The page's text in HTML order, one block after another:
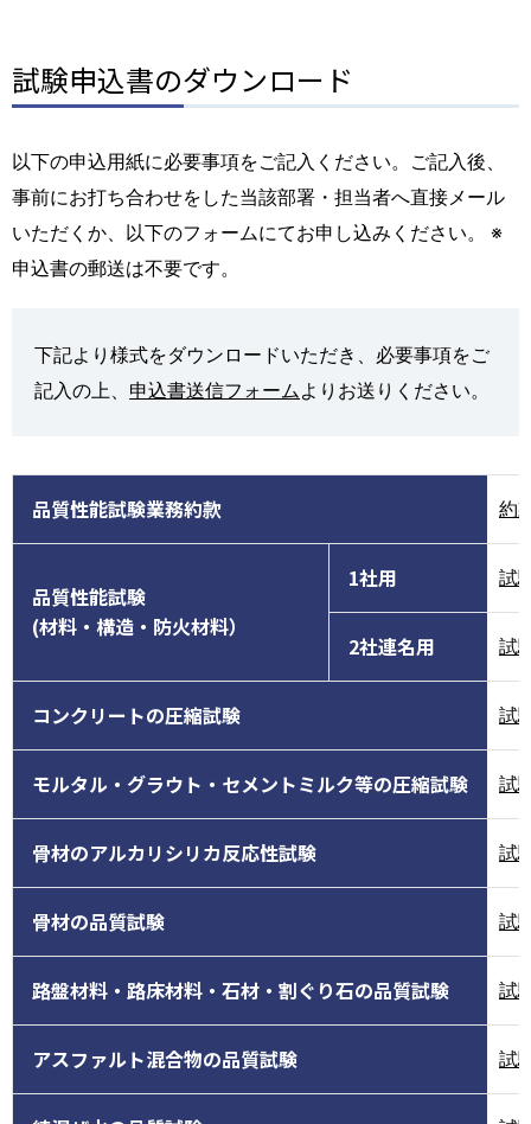
試験申込書のダウンロード
以下の申込用紙に必要事項をご記入ください。ご記入後、
事前にお打ち合わせをした当該部署・担当者へ直接メール
いただくか、以下のフォームにてお申し込みください。 ※
申込書の郵送は不要です。
下記より様式をダウンロードいただき、必要事項をご
記入の上、 申込書送信フォームよりお送りください。
品質性能試験業務約款 約
品質性能試験
(材料・構造・防火材料）
1社用 試
2社連名用 試
コンクリートの圧縮試験 試
モルタル・グラウト・セメントミルク等の圧縮試験 試
骨材のアルカリシリカ反応性試験 試
骨材の品質試験 試
路盤材料・路床材料・石材・割ぐり石の品質試験 試
アスファルト混合物の品質試験 試